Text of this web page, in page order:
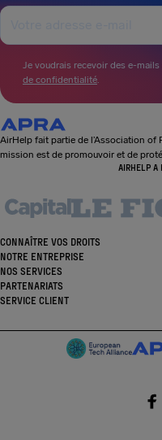
Je voudrais recevoir des e-mails
de confidentialité.
AirHelp fait partie de l’Association
mission est de promouvoir et de
AIRHELP A
CONNAÎTRE VOS DROITS
NOTRE ENTREPRISE
NOS SERVICES
PARTENARIATS
SERVICE CLIENT